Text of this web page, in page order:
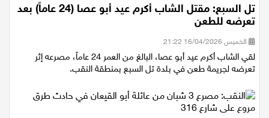
تعرضه للطعن
الخميس 16/04/2026 21:22
لقي الشاب أكرم عيد أبو عصا، البالغ من العمر 24 عاماً، مصرعه إثر